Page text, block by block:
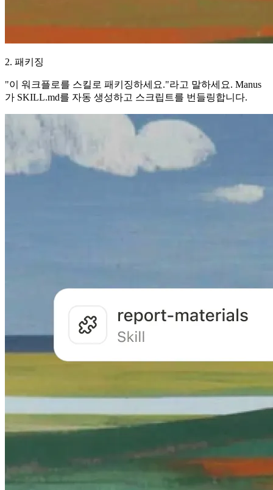
2. 패키징
"이 워크플로를 스킬로 패키징하세요."라고 말하세요. Manus
가 SKILL.md를 자동 생성하고 스크립트를 번들링합니다.